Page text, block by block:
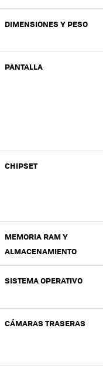
DIMENSIONES Y PESO
PANTALLA
CHIPSET
MEMORIA RAM Y
ALMACENAMIENTO
SISTEMA OPERATIVO
CÁMARAS TRASERAS